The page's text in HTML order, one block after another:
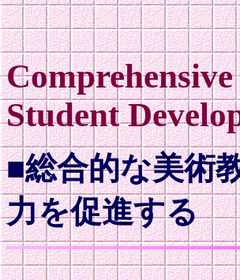
Student
■総合的な美術
力を促進する